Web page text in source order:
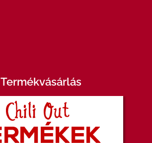
Termékvásárlás